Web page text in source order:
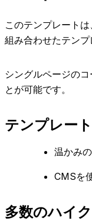
このテンプレート
組み合わせたテンプ
シングルページの
とが可能です。
テンプレー
温かみ
CMSを
多数のハイ